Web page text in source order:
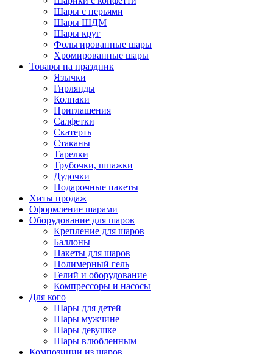
Шары с перьями
Шары ШДМ
Шары круг
Фольгированные шары
Хромированные шары
Товары на праздник
Язычки
Гирлянды
Колпаки
Приглашения
Салфетки
Скатерть
Стаканы
Тарелки
Трубочки, шпажки
Дудочки
Подарочные пакеты
Хиты продаж
Оформление шарами
Оборудование для шаров
Крепление для шаров
Баллоны
Пакеты для шаров
Полимерный гель
Гелий и оборудование
Компрессоры и насосы
Для кого
Шары для детей
Шары мужчине
Шары девушке
Шары влюбленным
Композиции из шаров